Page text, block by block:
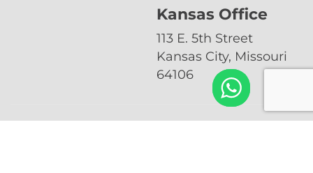
Kansas Office
113 E. 5th Street
Kansas City, Missouri
64106